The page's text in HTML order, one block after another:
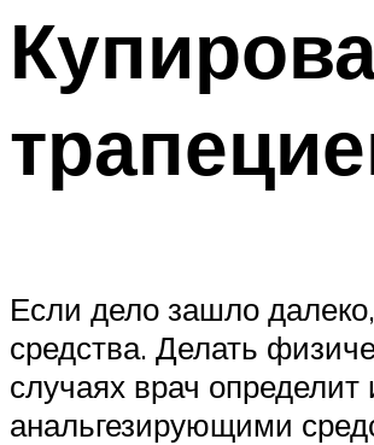
Если дело зашло
средства. Делать
случаях врач
анальгезирующими